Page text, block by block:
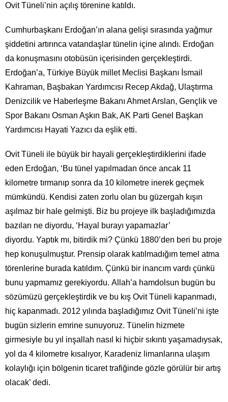
Ovit Tüneli’nin açılış törenine katıldı.
Cumhurbaşkanı Erdoğan’ın alana gelişi sırasında yağmur
şiddetini artırınca vatandaşlar tünelin içine alındı. Erdoğan
da konuşmasını otobüsün içerisinden gerçekleştirdi.
Erdoğan’a, Türkiye Büyük millet Meclisi Başkanı İsmail
Kahraman, Başbakan Yardımcısı Recep Akdağ, Ulaştırma
Denizcilik ve Haberleşme Bakanı Ahmet Arslan, Gençlik ve
Spor Bakanı Osman Aşkın Bak, AK Parti Genel Başkan
Yardımcısı Hayati Yazıcı da eşlik etti.
Ovit Tüneli ile büyük bir hayali gerçekleştirdiklerini ifade
eden Erdoğan, ‘Bu tünel yapılmadan önce ancak 11
kilometre tırmanıp sonra da 10 kilometre inerek geçmek
mümkündü. Kendisi zaten zorlu olan bu güzergah kışın
aşılmaz bir hale gelmişti. Biz bu projeye ilk başladığımızda
bazıları ne diyordu, ‘Hayal burayı yapamazlar’
diyordu. Yaptık mı, bitirdik mi? Çünkü 1880’den beri bu proje
hep konuşulmuştur. Prensip olarak katılmadığım temel atma
törenlerine burada katıldım. Çünkü bir inancım vardı çünkü
bunu yapmamız gerekiyordu. Allah’a hamdolsun bugün bu
sözümüzü gerçekleştirdik ve bu kış Ovit Tüneli kapanmadı,
hiç kapanmadı. 2012 yılında başladığımız Ovit Tüneli’ni işte
bugün sizlerin emrine sunuyoruz. Tünelin hizmete
girmesiyle bu yıl inşallah nasıl ki hiçbir sıkıntı yaşamadıysak,
yol da 4 kilometre kısalıyor, Karadeniz limanlarına ulaşım
kolaylığı için bölgenin ticaret trafiğinde gözle görülür bir artış
olacak’ dedi.